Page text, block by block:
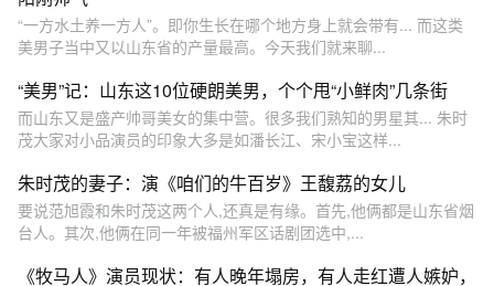
“一方水土养一方人”。即你生长在哪个地方身上就会带有... 而这类
美男子当中又以山东省的产量最高。今天我们就来聊...
“美男”记：山东这10位硬朗美男，个个甩“小鲜肉”几条街
而山东又是盛产帅哥美女的集中营。很多我们熟知的男星其... 朱时
茂大家对小品演员的印象大多是如潘长江、宋小宝这样...
朱时茂的妻子：演《咱们的牛百岁》王馥荔的女儿
要说范旭霞和朱时茂这两个人,还真是有缘。首先,他俩都是山东省烟
台人。其次,他俩在同一年被福州军区话剧团选中,...
《牧马人》演员现状：有人晚年塌房，有人走红遭人嫉妒，